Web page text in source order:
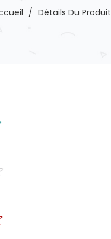
/ Détails Du Produit